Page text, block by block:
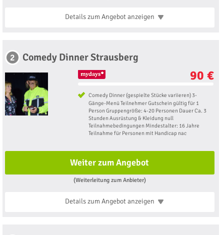
Details zum Angebotanzeigen
2 Comedy Dinner Strausberg
90 €
Comedy Dinner (gespielte Stücke variieren) 3-
Gänge-Menü Teilnehmer Gutschein gültig für 1
Person Gruppengröße: 4-20 Personen Dauer Ca. 3
Stunden Ausrüstung & Kleidung null
Teilnahmebedingungen Mindestalter: 16 Jahre
Teilnahme für Personen mit Handicap nac
Weiter zum Angebot
(Weiterleitung zum Anbieter)
Details zum Angebotanzeigen